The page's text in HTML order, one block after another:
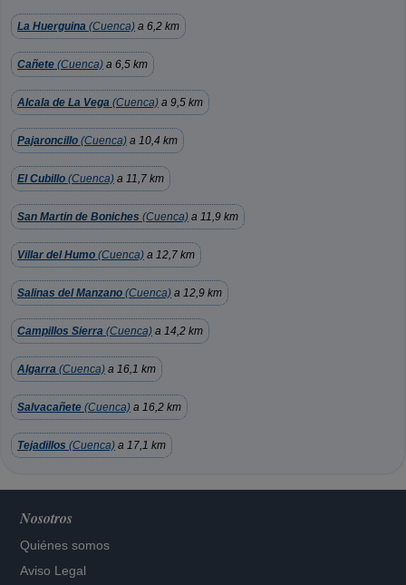
La Huerguina (Cuenca) a 6,2 km
Cañete (Cuenca) a 6,5 km
Alcala de La Vega (Cuenca) a 9,5 km
Pajaroncillo (Cuenca) a 10,4 km
El Cubillo (Cuenca) a 11,7 km
San Martin de Boniches (Cuenca) a 11,9 km
Villar del Humo (Cuenca) a 12,7 km
Salinas del Manzano (Cuenca) a 12,9 km
Campillos Sierra (Cuenca) a 14,2 km
Algarra (Cuenca) a 16,1 km
Salvacañete (Cuenca) a 16,2 km
Tejadillos (Cuenca) a 17,1 km
Nosotros
Quiénes somos
Aviso Legal